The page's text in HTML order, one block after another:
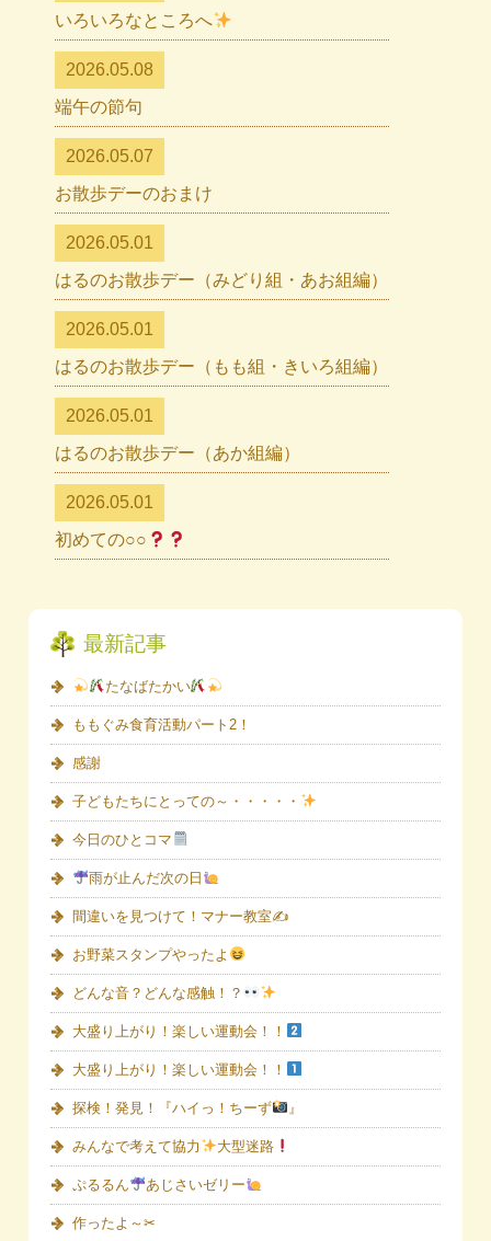
いろいろなところへ
2026.05.08
端午の節句
2026.05.07
お散歩デーのおまけ
2026.05.01
はるのお散歩デー（みどり組・あお組編）
2026.05.01
はるのお散歩デー（もも組・きいろ組編）
2026.05.01
はるのお散歩デー（あか組編）
2026.05.01
初めての○○
最新記事
たなばたかい
ももぐみ食育活動パート2！
感謝
子どもたちにとっての～・・・・・
今日のひとコマ
雨が止んだ次の日
間違いを見つけて！マナー教室✍
お野菜スタンプやったよ
どんな音？どんな感触！？
大盛り上がり！楽しい運動会！！
大盛り上がり！楽しい運動会！！
探検！発見！『ハイっ！ちーず 』
みんなで考えて協力 大型迷路
ぷるるん あじさいゼリー
作ったよ～✂